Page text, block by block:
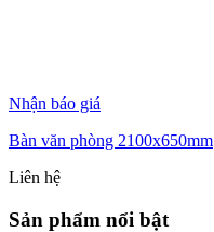
Nhận báo giá
Bàn văn phòng 2100x650mm
Liên hệ
Sản phẩm nổi bật